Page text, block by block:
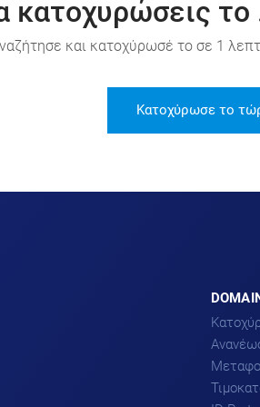
κατοχυρώσεις
και κατοχύρωσέ το σε 1
Κατοχύρωσε το